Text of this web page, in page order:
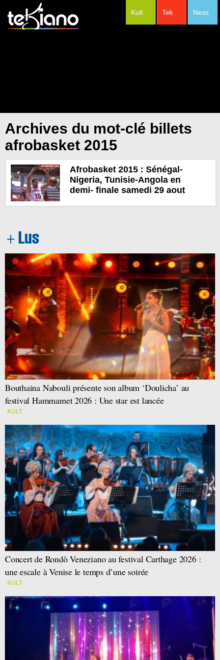
Ness
Tek
Kult
Archives du mot-clé billets
afrobasket 2015
Afrobasket 2015 : Sénégal-
Nigeria, Tunisie-Angola en
demi- finale samedi 29 aout
Bouthaina Nabouli présente son album ‘Doulicha’ au
festival Hammamet 2026 : Une star est lancée
KULT
Concert de Rondò Veneziano au festival Carthage 2026 :
une escale à Venise le temps d’une soirée
KULT